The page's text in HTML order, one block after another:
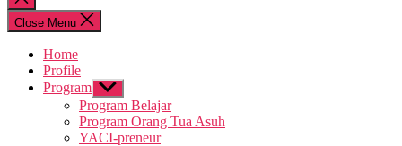
search
Close Menu
Home
Profile
Program Show
sub
menu
Program Belajar
Program Orang Tua Asuh
YACI-preneur